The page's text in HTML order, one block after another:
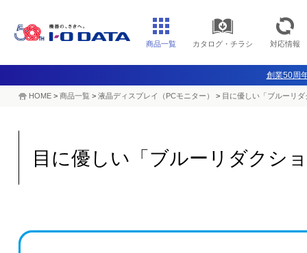
商品一覧 カタログ・チラシ 対応情報
創業50周
HOME > 商品一覧 > 液晶ディスプレイ（PCモニター） > 目に優しい「ブルーリ
目に優しい「ブルーリダクシ